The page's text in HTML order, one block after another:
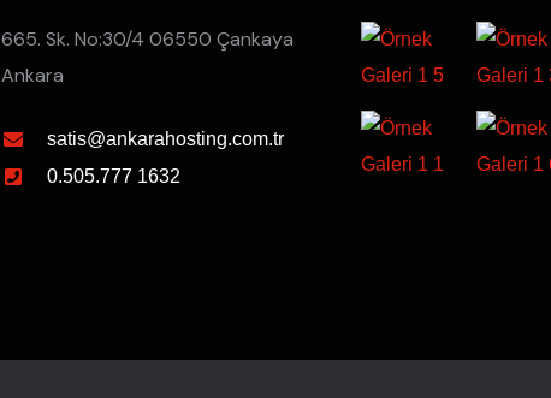
665. Sk. No:30/4 06550 Çankaya
Ankara
satis@ankarahosting.com.tr
0.505.777 1632